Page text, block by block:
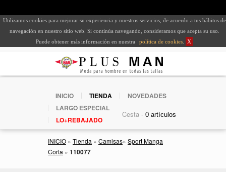
Utilizamos cookies para mejorar su experiencia y nuestros servicios, de acuerdo a tus hábitos de
navegación en nuestro sitio web. Si continúa navegando, consideramos que acepta su uso.
Puede obtener más información en nuestra
política de cookies X
INICIO TIENDA
NOVEDADES
LARGO ESPECIAL
LO+REBAJADO
Cesta -
INICIO » Tienda » Camisas» Sport Manga
Corta » 110077